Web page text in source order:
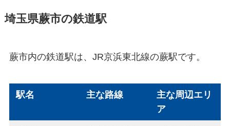
埼玉県蕨市の鉄道駅
蕨市内の鉄道駅は、JR京浜東北線の蕨駅です。
駅名 主な路線
主な周辺エリ
ア